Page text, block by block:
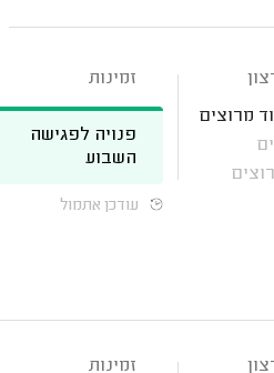
מרוצים
זמינות
פנויה לפגישה
השבוע
עודכן אתמול
זמינות